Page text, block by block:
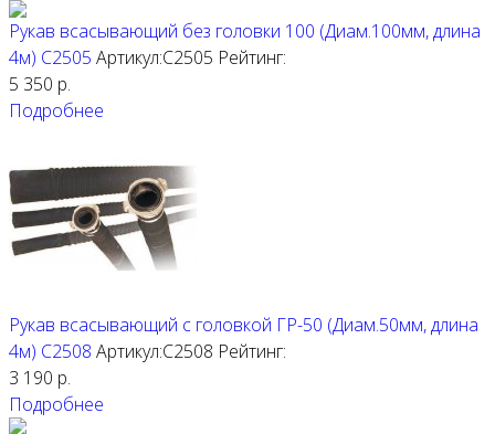
Рукав всасывающий без головки 100 (Диам.100мм, длина
4м) C2505 Артикул:C2505 Рейтинг:
5 350 р.
Подробнее
Рукав всасывающий с головкой ГР-50 (Диам.50мм, длина
4м) C2508 Артикул:C2508 Рейтинг:
3 190 р.
Подробнее